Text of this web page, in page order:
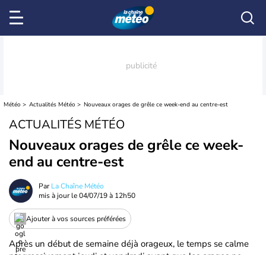
Météo Actualités Météo Nouveaux orages de grêle ce week-end au centre-est
ACTUALITÉS MÉTÉO
Nouveaux orages de grêle ce week-
end au centre-est
ParLa Chaîne Météo
mis à jour le04/07/19 à 12h50
Ajouter à vos sources préférées
Après un début de semaine déjà orageux, le temps se calme